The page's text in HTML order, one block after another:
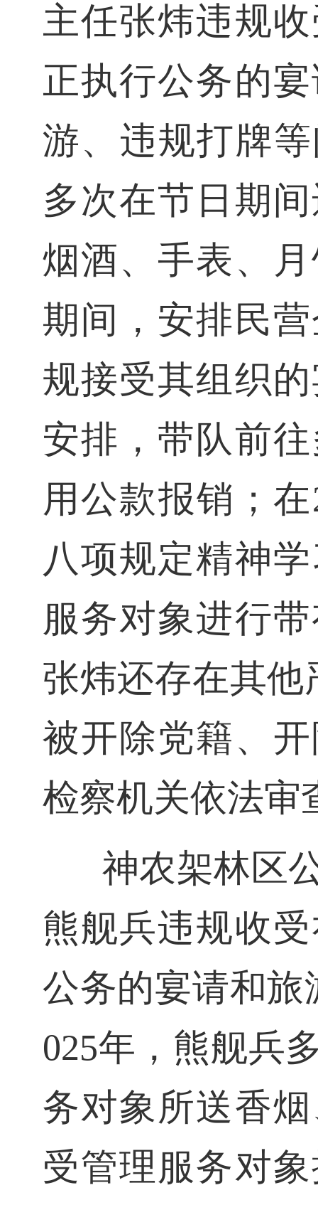
主任张炜违规
正执行公务的
游、违规打牌
多次在节日期
烟酒、手表、
期间，安排民
规接受其组织
安排，带队前
用公款报销；
八项规定精神
服务对象进行
张炜还存在其他
被开除党籍、
检察机关依法审
神农架林区
熊舰兵违规收
公务的宴请和旅
025年，熊舰兵
务对象所送香
受管理服务对